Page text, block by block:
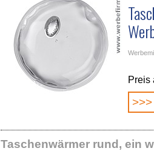
Preis
Taschenwärmer rund, ein